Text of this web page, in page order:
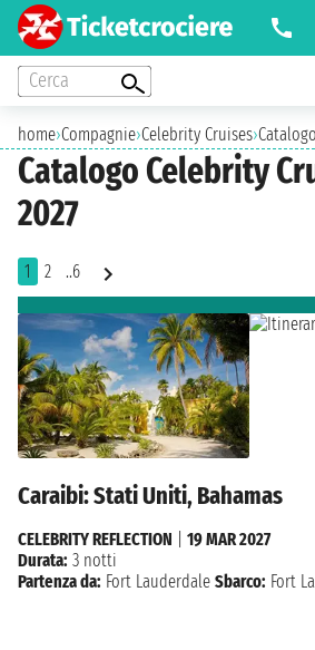
Cerca
home›Compagnie›Celebrity Cruises›
Catalogo Celebrity
2027
1 2 ..6
Caraibi: Stati Uniti, Bahamas
CELEBRITY REFLECTION
19 MAR 2027
Durata: 3 notti
Partenza da: Fort Lauderdale Sbarco: Fort